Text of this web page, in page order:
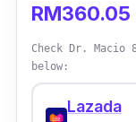
RM360.05
Check Dr.
below:
Lazada